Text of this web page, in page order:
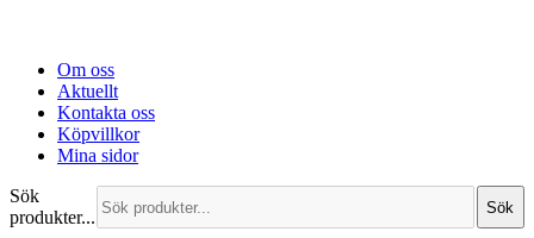
Om oss
Aktuellt
Kontakta oss
Köpvillkor
Mina sidor
Sök
produkter...
Sök